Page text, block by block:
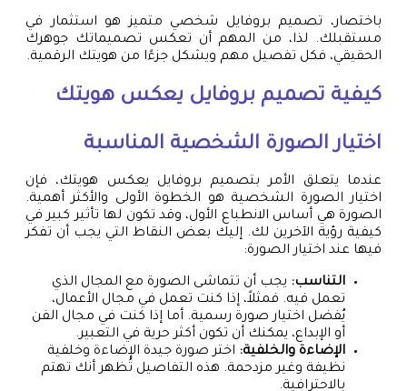
باختصار، تصميم بروفايل شخصي متميز هو استثمار في
مستقبلك. لذا، من المهم أن تعكس تصميماتك جوهرك
الحقيقي، فكل تفصيل مهم ويشكل جزءًا من هويتك الرقمية.
كيفية تصميم بروفايل يعكس هويتك
اختيار الصورة الشخصية المناسبة
عندما يتعلق الأمر بتصميم بروفايل يعكس هويتك، فإن
اختيار الصورة الشخصية هو الخطوة الأولى والأكثر أهمية.
الصورة هي أساس الانطباع الأول، وقد تكون لها تأثير كبير في
كيفية رؤية الآخرين لك. إليك بعض النقاط التي يجب أن تفكر
فيها عند اختيار الصورة:
التناسب: يجب أن تتماشى الصورة مع المجال الذي
تعمل فيه. فمثلاً، إذا كنت تعمل في مجال الأعمال،
يُفضل اختيار صورة رسمية. أما إذا كنت في مجال الفن
أو الإبداع، يمكنك أن تكون أكثر حرية في التعبير.
الإضاءة والخلفية: اختر صورة جيدة الإضاءة وخلفية
نظيفة وغير مزدحمة. هذه التفاصيل تُظهر أنك تهتم
بالاحترافية.